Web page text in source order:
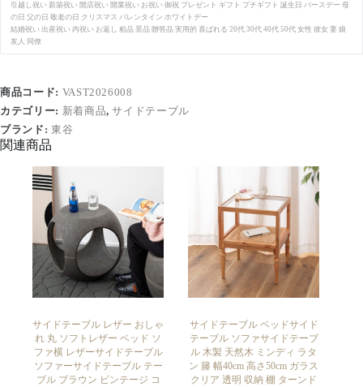
引越し祝い 新築祝い 開店祝い 開業祝い お祝い 御祝 プレゼント ギフト プチギフト 誕生日 バースデー 母
の日 父の日 敬老の日 クリスマス バレンタイン ホワイトデー
結婚祝い 出産祝い 内祝い お返し 粗品 景品 贈答品 実用的 喜ばれる 20代 30代 40代 50代 女性 彼女 妻 娘
友人 同僚
商品コード: VAST2026008
カテゴリー: 新着商品,サイドテーブル
ブランド: 東谷
関連商品
サイドテーブル レザー おしゃ
れ 丸 ソフトレザー ベッド ソ
ファ横 レザーサイドテーブル
ソファーサイドテーブル テー
ブル ブラウン ビンテージ コ
サイドテーブル ベッドサイド
テーブル ソファサイドテーブ
ル 木製 天然木 ミンディ ラタ
ン 籐 幅40cm 高さ50cm ガラス
クリア 透明 収納 棚 ターンド